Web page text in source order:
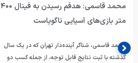
محمد قاسمی: هدفم رسیدن به فینال ۴۰۰
متر بازی‌های آسیایی ناگویاست
محمد قاسمی، شناگر آینده‌دار تهران که در یک سال
گذشته با ثبت نتایج قابل توجه، از جمله کسب دو